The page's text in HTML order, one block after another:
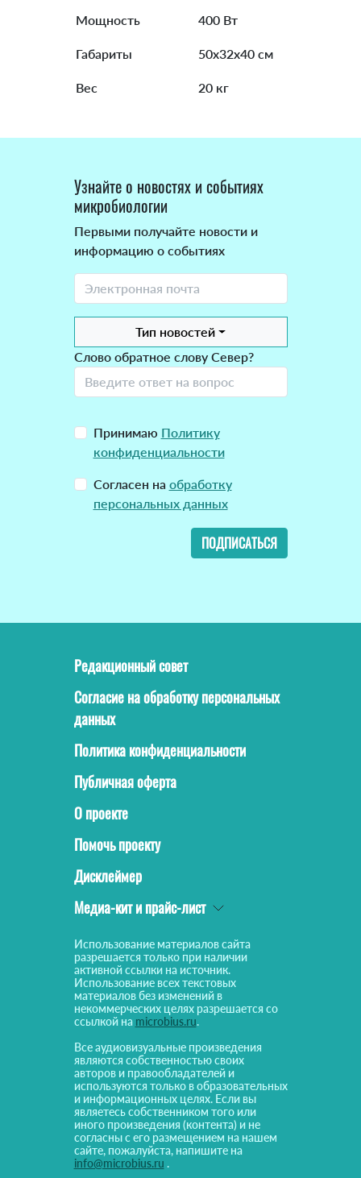
Мощность 400 Вт
Габариты 50x32x40 см
Вес 20 кг
Узнайте о новостях и событиях
микробиологии
Первыми получайте новости и
информацию о событиях
Тип новостей
Слово обратное слову Север?
Принимаю Политику
конфиденциальности
Согласен на обработку
персональных данных
ПОДПИСАТЬСЯ
Редакционный совет
Согласие на обработку персональных
данных
Политика конфиденциальности
Публичная оферта
О проекте
Помочь проекту
Дисклеймер
Медиа-кит и прайс-лист
Использование материалов сайта
разрешается только при наличии
активной ссылки на источник.
Использование всех текстовых
материалов без изменений в
некоммерческих целях разрешается со
ссылкой на microbius.ru.
Все аудиовизуальные произведения
являются собственностью своих
авторов и правообладателей и
используются только в образовательных
и информационных целях. Если вы
являетесь собственником того или
иного произведения (контента) и не
согласны с его размещением на нашем
сайте, пожалуйста, напишите на
info@microbius.ru .